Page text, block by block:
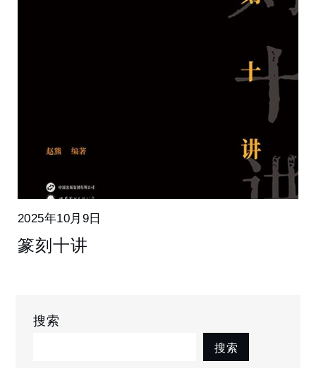
2025年10月9日
篆刻十讲
搜索
搜索